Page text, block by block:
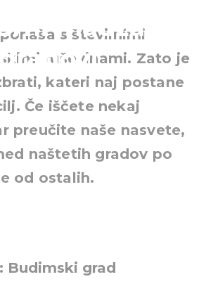
madžarski
gradovi
s številnimi
ruševinami. Zato je
kateri naj postane
Če iščete nekaj
preučite naše nasvete,
naštetih gradov po
od ostalih.
Budimski grad